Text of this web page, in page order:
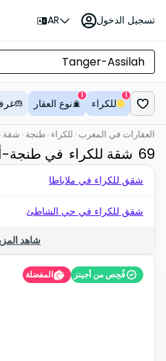
AR تسجيل الدخول
للكراء
1
نوع العقار
1
العقارات في المغرب للكراء طنجة شقة
69 شقة للكراء في طنجة-
شقق للكراء في ملاباطا
شقق للكراء في حي الشاطئ
شاهد
فُحِص من أجينز المفضلة